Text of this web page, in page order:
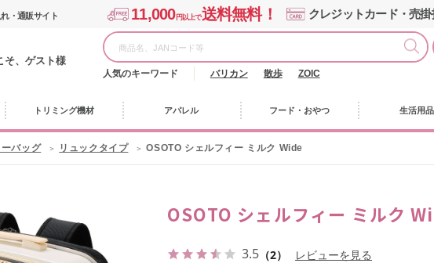
・通販サイト 11,000円以上で送料無料！ クレジットカード・売
そ、ゲスト様
人気のキーワード バリカン 散歩 ZOIC
トリミング機材 アパレル フード・おやつ 生活用品
バッグ リュックタイプ OSOTO シェルフィー ミルク Wide
OSOTO シェルフィー ミルク
3.5 （2） レビューを見る